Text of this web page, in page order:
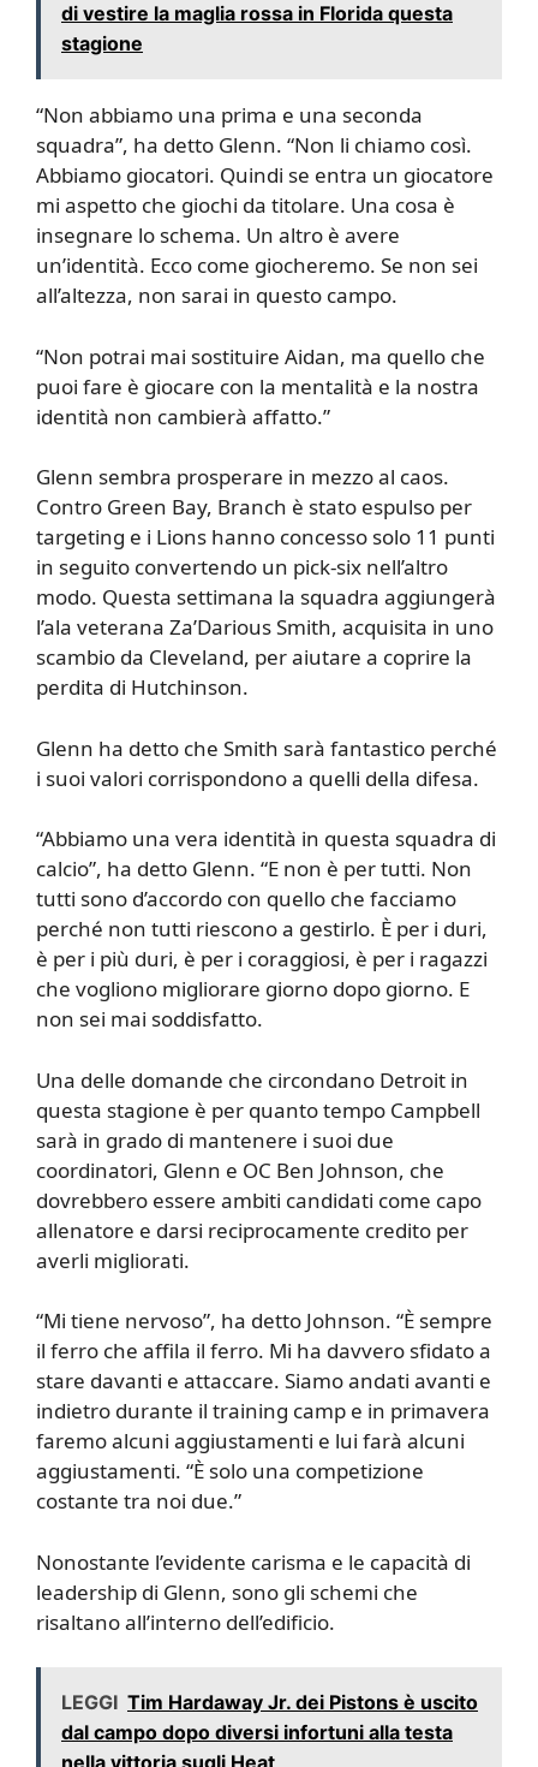
di vestire la maglia rossa in Florida questa
stagione
“Non abbiamo una prima e una seconda
squadra”, ha detto Glenn. “Non li chiamo così.
Abbiamo giocatori. Quindi se entra un giocatore
mi aspetto che giochi da titolare. Una cosa è
insegnare lo schema. Un altro è avere
un’identità. Ecco come giocheremo. Se non sei
all’altezza, non sarai in questo campo.
“Non potrai mai sostituire Aidan, ma quello che
puoi fare è giocare con la mentalità e la nostra
identità non cambierà affatto.”
Glenn sembra prosperare in mezzo al caos.
Contro Green Bay, Branch è stato espulso per
targeting e i Lions hanno concesso solo 11 punti
in seguito convertendo un pick-six nell’altro
modo. Questa settimana la squadra aggiungerà
l’ala veterana Za’Darious Smith, acquisita in uno
scambio da Cleveland, per aiutare a coprire la
perdita di Hutchinson.
Glenn ha detto che Smith sarà fantastico perché
i suoi valori corrispondono a quelli della difesa.
“Abbiamo una vera identità in questa squadra di
calcio”, ha detto Glenn. “E non è per tutti. Non
tutti sono d’accordo con quello che facciamo
perché non tutti riescono a gestirlo. È per i duri,
è per i più duri, è per i coraggiosi, è per i ragazzi
che vogliono migliorare giorno dopo giorno. E
non sei mai soddisfatto.
Una delle domande che circondano Detroit in
questa stagione è per quanto tempo Campbell
sarà in grado di mantenere i suoi due
coordinatori, Glenn e OC Ben Johnson, che
dovrebbero essere ambiti candidati come capo
allenatore e darsi reciprocamente credito per
averli migliorati.
“Mi tiene nervoso”, ha detto Johnson. “È sempre
il ferro che affila il ferro. Mi ha davvero sfidato a
stare davanti e attaccare. Siamo andati avanti e
indietro durante il training camp e in primavera
faremo alcuni aggiustamenti e lui farà alcuni
aggiustamenti. “È solo una competizione
costante tra noi due.”
Nonostante l’evidente carisma e le capacità di
leadership di Glenn, sono gli schemi che
risaltano all’interno dell’edificio.
LEGGI Tim Hardaway Jr. dei Pistons è uscito
dal campo dopo diversi infortuni alla testa